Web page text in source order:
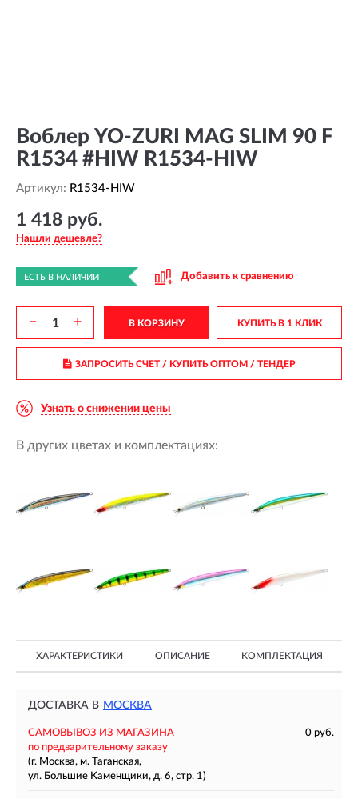
Воблер YO-ZURI MAG SLIM 90 F
R1534 #HIW R1534-HIW
Артикул: R1534-HIW
1 418 руб.
Нашли дешевле?
ЕСТЬ В НАЛИЧИИ Добавить к сравнению
− + В КОРЗИНУ КУПИТЬ В 1 КЛИК
ЗАПРОСИТЬ СЧЕТ / КУПИТЬ ОПТОМ/ ТЕНДЕР
Узнать о снижении цены
В других цветах и комплектациях:
ХАРАКТЕРИСТИКИ ОПИСАНИЕ КОМПЛЕКТАЦИЯ
ДОСТАВКА В МОСКВА
САМОВЫВОЗ ИЗ МАГАЗИНА
0 руб.
по предварительному заказу
(г. Москва, м. Таганская,
ул. Большие Каменщики, д. 6, стр. 1)